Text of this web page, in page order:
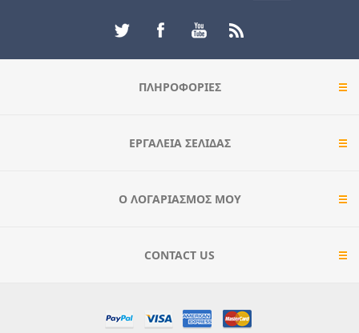
ΠΛΗΡΟΦΟΡΊΕΣ
ΕΡΓΑΛΕΊΑ ΣΕΛΊΔΑΣ
Ο ΛΟΓΑΡΙΑΣΜΌΣ ΜΟΥ
CONTACT US